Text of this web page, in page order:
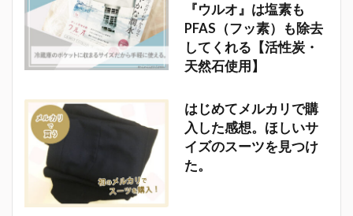
『ウルオ』は塩素も
PFAS（フッ素）も除去
してくれる【活性炭・
天然石使用】
はじめてメルカリで購
入した感想。ほしいサ
イズのスーツを見つけ
た。